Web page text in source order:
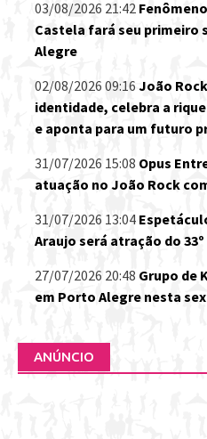
03/08/2026 21:42
Castela fará seu primeiro
Alegre
02/08/2026 09:16 João
identidade, celebra a
e aponta para um futuro
31/07/2026 15:08 Opus
atuação no João Rock
31/07/2026 13:04
Araujo será atração do 33º
27/07/2026 20:48 Grupo de
em Porto Alegre nesta
ANÚNCIO